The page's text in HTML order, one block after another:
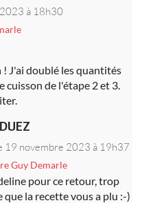
à 18h30
J'ai doublé les quantités
cuisson de l'étape 2 et 3.
19 novembre 2023 à 19h37
Guy Demarle
pour ce retour, trop
que la recette vous a plu :-)